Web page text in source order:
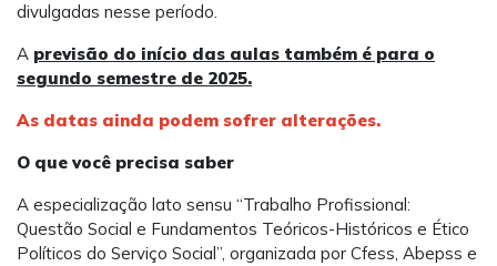
divulgadas nesse período.
A previsão do início das aulas também é para o
segundo semestre de 2025.
As datas ainda podem sofrer alterações.
O que você precisa saber
A especialização lato sensu “Trabalho Profissional:
Questão Social e Fundamentos Teóricos-Históricos e Ético
Políticos do Serviço Social”, organizada por Cfess, Abepss e